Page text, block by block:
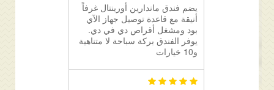
يضم فندق ماندارين أورينتال غرفاً
أنيقة مع قاعدة توصيل جهاز الآي
بود ومشغل أقراص دي في دي.
يوفر الفندق بركة سباحة لا متناهية
و10 خيارات